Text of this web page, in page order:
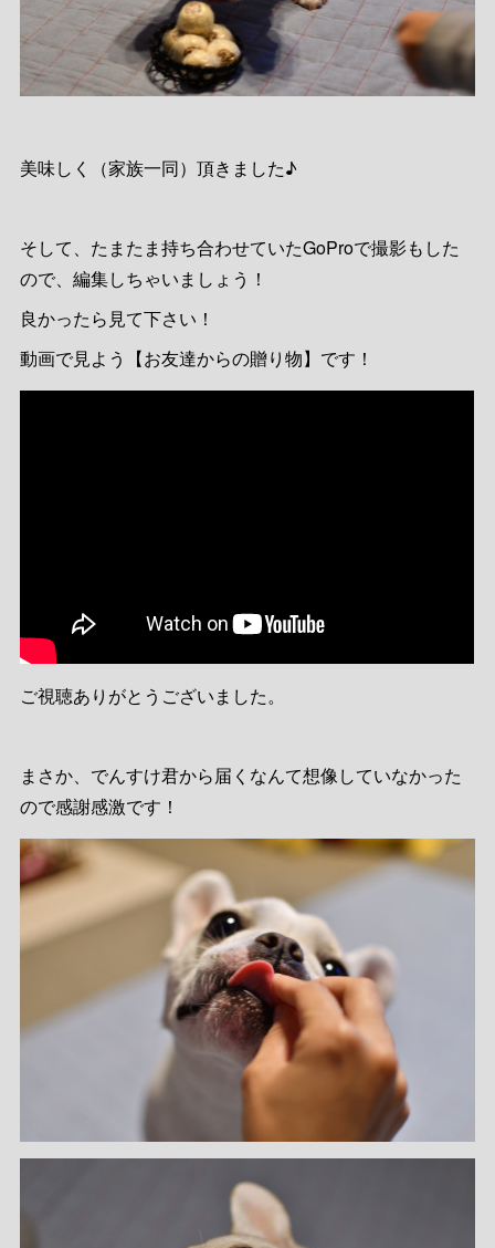
美味しく（家族一同）頂きました♪
そして、たまたま持ち合わせていたGoProで撮影もした
ので、編集しちゃいましょう！
良かったら見て下さい！
動画で見よう【お友達からの贈り物】です！
ご視聴ありがとうございました。
まさか、でんすけ君から届くなんて想像していなかった
ので感謝感激です！